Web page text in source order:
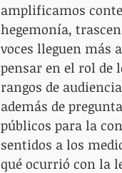
amplificamos
hegemonía,
voces lleguen más
pensar en el rol de
rangos de
además de
públicos para la
sentidos a los
qué ocurrió con la